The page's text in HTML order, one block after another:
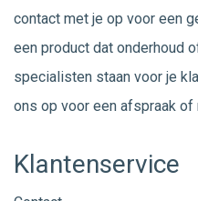
contact met je op voor een
een product dat onderhoud
specialisten staan voor je
ons op voor een afspraak of
Klantenservice